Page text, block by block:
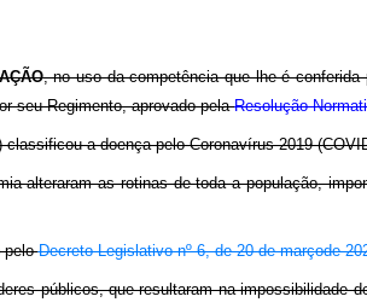
, no uso da competência que lhe é conferida
seu Regimento, aprovado pelaResolução
a doença pelo Coronavírus 2019
alteraram as rotinas de toda a população,
peloDecreto Legislativo nº 6, de 20 de marçode
públicos, que resultaram na impossibilidade